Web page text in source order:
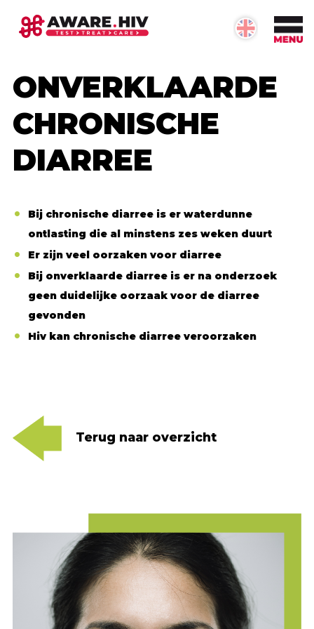
OVER #AWARE.HIV
Onze doelstellingen
Neem contact op
Hiv en aids in cijfers
ONVERKLAARDE
CHRONISCHE
DIARREE
Bij chronische diarree is er waterdunne
ontlasting die al minstens zes weken duurt
Er zijn veel oorzaken voor diarree
Bij onverklaarde diarree is er na onderzoek
geen duidelijke oorzaak voor de diarree
gevonden
Hiv kan chronische diarree veroorzaken
Terug naar overzicht